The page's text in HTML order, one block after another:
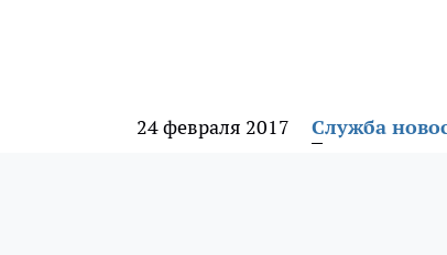
24 февраля 2017 Служба